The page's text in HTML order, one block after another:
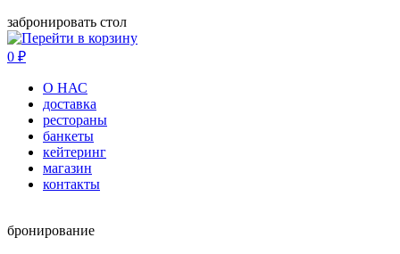
забронировать стол
0 ₽
О НАС
доставка
рестораны
банкеты
кейтеринг
магазин
контакты
бронирование